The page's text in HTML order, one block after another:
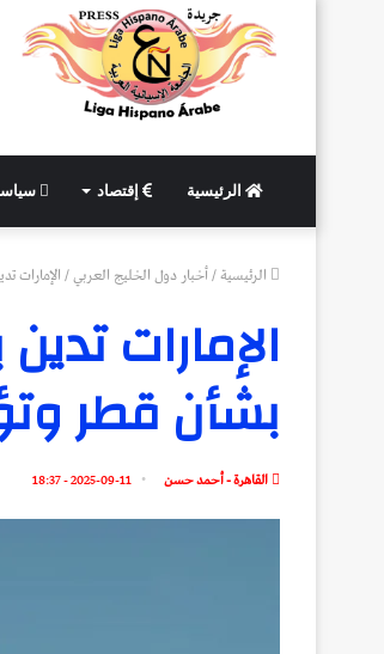
الرئيسية إقتصاد
الرئيسية/أخبار دول الخليج العربي/الإمارات
الإمارات
بشأن قطر
القاهرة - أحمد حسن 2025-09-11 - 18:37